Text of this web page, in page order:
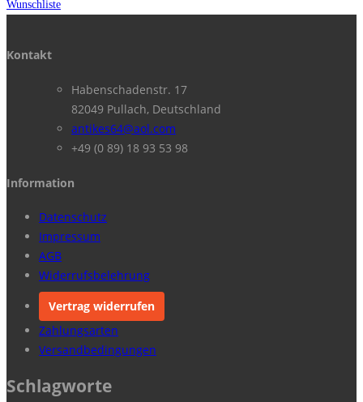
Wunschliste
Kontakt
Habenschadenstr. 17
82049 Pullach, Deutschland
antikes64@aol.com
+49 (0 89) 18 93 53 98
Information
Datenschutz
Impressum
AGB
Widerrufsbelehrung
Vertrag widerrufen
Zahlungsarten
Versandbedingungen
Schlagworte